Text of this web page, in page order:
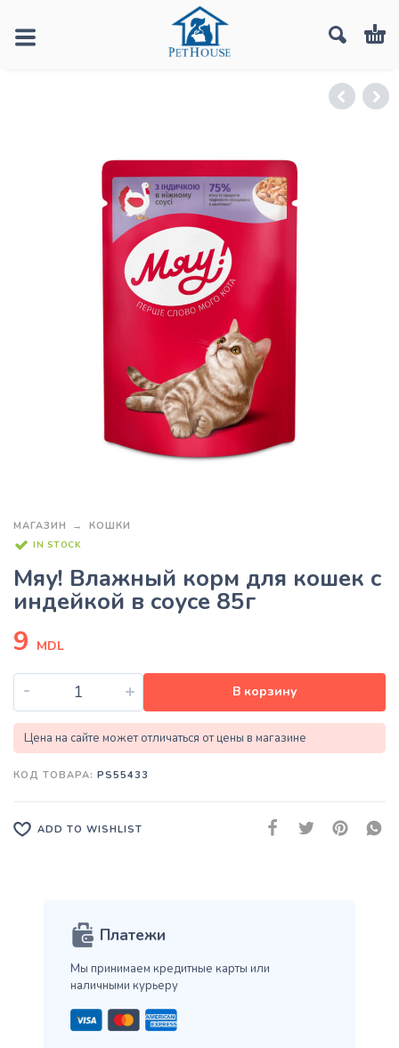
МАГАЗИН КОШКИ
IN STOCK
Мяу! Влажный корм для кошек с
индейкой в соусе 85г
9 MDL
- + В корзину
Цена на сайте может отличаться от цены в магазине
КОД ТОВАРА: PS55433
ADD TO WISHLIST
Платежи
Мы принимаем кредитные карты или
наличными курьеру